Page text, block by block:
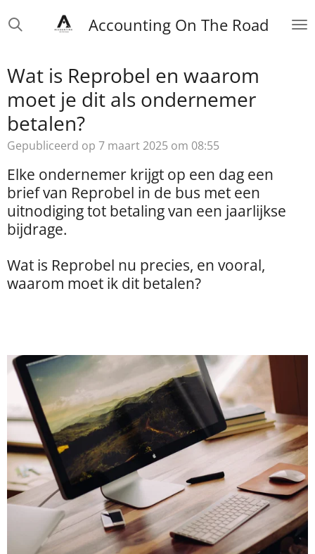
Ga
direct
hoofdinhoud
Accounting On The Road
Wat is Reprobel en waarom
moet je dit als ondernemer
betalen?
Gepubliceerd op 7 maart 2025 om 08:55
Elke ondernemer krijgt op een dag een
brief van Reprobel in de bus met een
uitnodiging tot betaling van een jaarlijkse
bijdrage.
Wat is Reprobel nu precies, en vooral,
waarom moet ik dit betalen?